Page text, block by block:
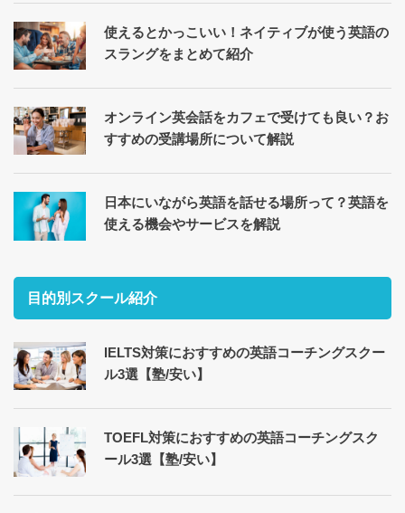
使えるとかっこいい！ネイティブが使う英語の
スラングをまとめて紹介
オンライン英会話をカフェで受けても良い？お
すすめの受講場所について解説
日本にいながら英語を話せる場所って？英語を
使える機会やサービスを解説
目的別スクール紹介
IELTS対策におすすめの英語コーチングスクー
ル3選【塾/安い】
TOEFL対策におすすめの英語コーチングスク
ール3選【塾/安い】